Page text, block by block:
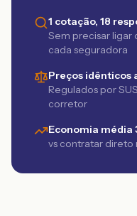
1 cotação, 18
Sem precisar
cada seguradora
Preços idênticos
Regulados por
corretor
Economia média
vs contratar direto